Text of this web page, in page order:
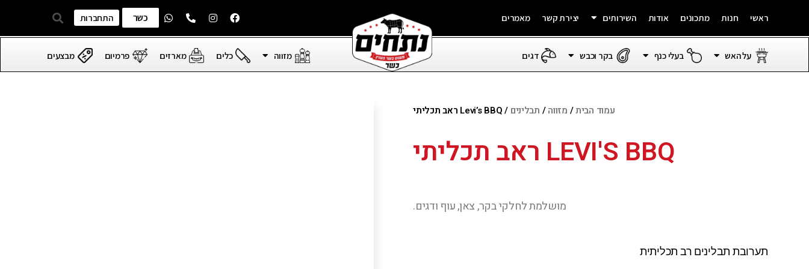
ראשי חנות מתכונים אודות השירותים יצירת קשר מאמרים כשר התחברות
על האש בעלי כנף בקר וכבש דגים מזווה כלים מארזים פרמיום מבצעים
עמוד הבית/ מזווה/ תבלינים / Levi’s BBQ ראב תכליתי
LEVI'S BBQ ראב תכליתי
מושלמת לחלקי בקר, צאן, עוף ודגים.
תערובת תבלינים רב תכליתית